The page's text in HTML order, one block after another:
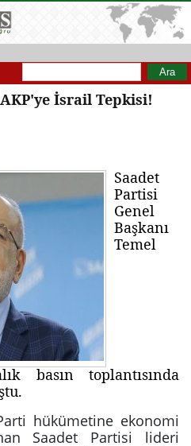
Arama formu
Ara
İsrail Tepkisi!
Saadet
Partisi
Genel
Başkanı
Temel
basın toplantısında
hükümetine ekonomi
Saadet Partisi lideri